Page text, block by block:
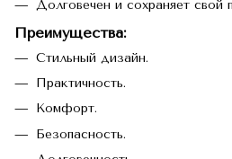
Долговечен и сохраняет свой
Преимущества:
Стильный дизайн.
Практичность.
Комфорт.
Безопасность.